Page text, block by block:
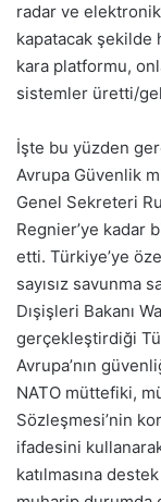
radar ve
kapatacak şekilde
kara platformu,
sistemler üretti/
İşte bu yüzden
Avrupa Güvenlik
Genel Sekreteri
Regnier’ye kadar
etti. Türkiye’ye
sayısız savunma
Dışişleri Bakanı
gerçekleştirdiği
Avrupa’nın
NATO müttefiki,
Sözleşmesi’nin
ifadesini
katılmasına